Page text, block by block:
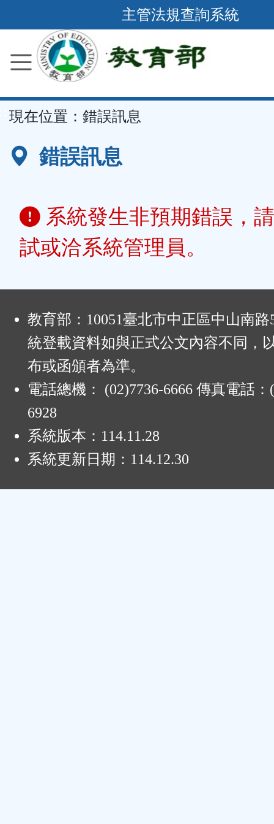
到
要
容
區
主管法規查詢系統
現在位置： 錯誤訊息
錯誤訊息
系統發生非預期錯誤，
試或洽系統管理員。
教育部：10051臺北市中正區中山南
統登載資料如與正式公文內容不同，
布或函頒者為準。
電話總機： (02)7736-6666 傳真電話：
6928
系統版本： 114.11.28
系統更新日期： 114.12.30